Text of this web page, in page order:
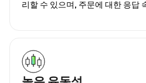
리할 수 있으며, 주문에 대한 응답